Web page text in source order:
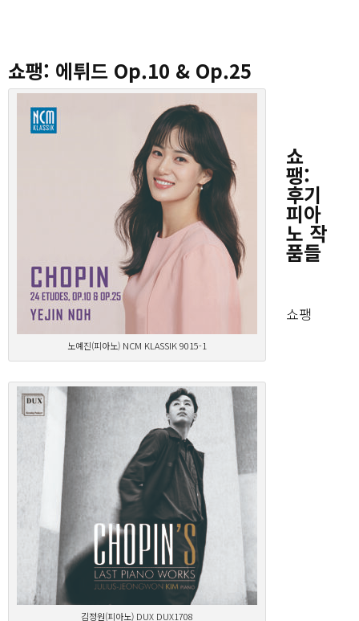
쇼팽: 에튀드 Op.10 & Op.25
노예진(피아노) NCM KLASSIK 9015-1
쇼
팽:
후기
피아
노 작
품들
김정원(피아노) DUX DUX1708
쇼팽